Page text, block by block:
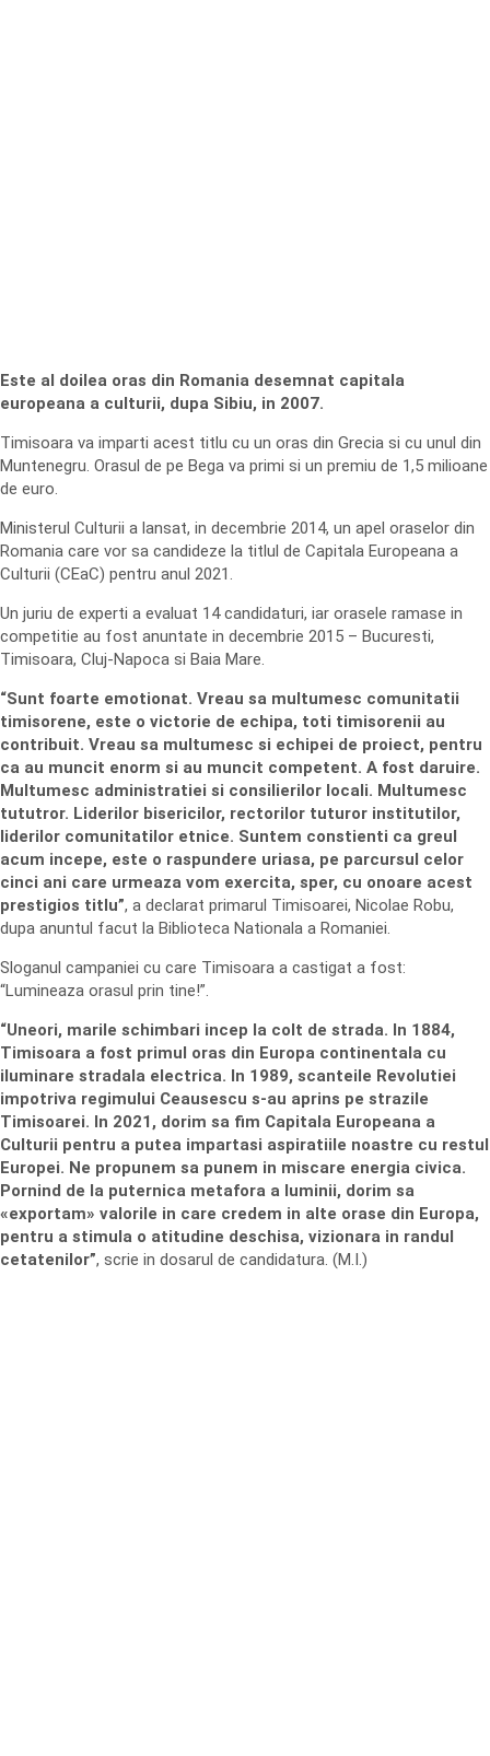
Este al doilea oras din Romania desemnat capitala
europeana a culturii, dupa Sibiu, in 2007.
Timisoara va imparti acest titlu cu un oras din Grecia si cu unul din
Muntenegru. Orasul de pe Bega va primi si un premiu de 1,5 milioane
de euro.
Ministerul Culturii a lansat, in decembrie 2014, un apel oraselor din
Romania care vor sa candideze la titlul de Capitala Europeana a
Culturii (CEaC) pentru anul 2021.
Un juriu de experti a evaluat 14 candidaturi, iar orasele ramase in
competitie au fost anuntate in decembrie 2015 – Bucuresti,
Timisoara, Cluj-Napoca si Baia Mare.
“Sunt foarte emotionat. Vreau sa multumesc comunitatii
timisorene, este o victorie de echipa, toti timisorenii au
contribuit. Vreau sa multumesc si echipei de proiect, pentru
ca au muncit enorm si au muncit competent. A fost daruire.
Multumesc administratiei si consilierilor locali. Multumesc
tututror. Liderilor bisericilor, rectorilor tuturor institutilor,
liderilor comunitatilor etnice. Suntem constienti ca greul
acum incepe, este o raspundere uriasa, pe parcursul celor
cinci ani care urmeaza vom exercita, sper, cu onoare acest
prestigios titlu”, a declarat primarul Timisoarei, Nicolae Robu,
dupa anuntul facut la Biblioteca Nationala a Romaniei.
Sloganul campaniei cu care Timisoara a castigat a fost:
“Lumineaza orasul prin tine!”.
“Uneori, marile schimbari incep la colt de strada. In 1884,
Timisoara a fost primul oras din Europa continentala cu
iluminare stradala electrica. In 1989, scanteile Revolutiei
impotriva regimului Ceausescu s-au aprins pe strazile
Timisoarei. In 2021, dorim sa fim Capitala Europeana a
Culturii pentru a putea impartasi aspiratiile noastre cu restul
Europei. Ne propunem sa punem in miscare energia civica.
Pornind de la puternica metafora a luminii, dorim sa
«exportam» valorile in care credem in alte orase din Europa,
pentru a stimula o atitudine deschisa, vizionara in randul
cetatenilor”, scrie in dosarul de candidatura. (M.I.)